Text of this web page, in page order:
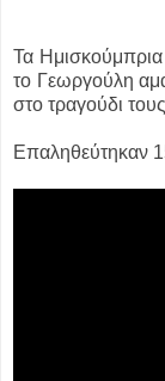
Τα
το Γεωργούλη
στο τραγούδι
Επαληθεύτηκαν